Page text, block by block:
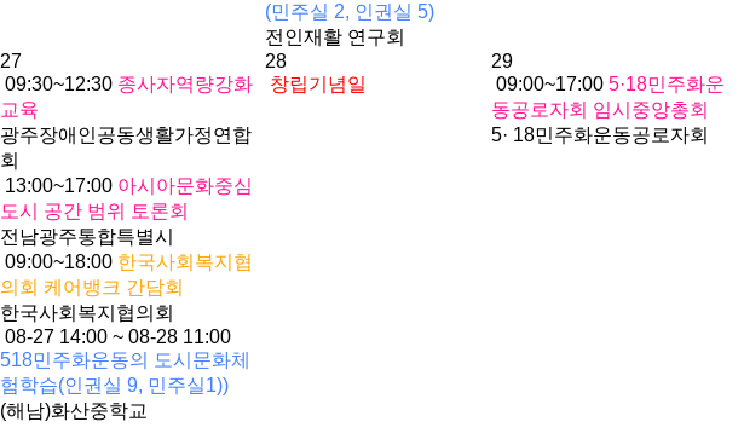
(민주실 2, 인권실 5)
전인재활 연구회
27
09:30~12:30 종사자역량강화
교육
광주장애인공동생활가정연합
회
13:00~17:00 아시아문화중심
도시 공간 범위 토론회
전남광주통합특별시
09:00~18:00 한국사회복지협
의회 케어뱅크 간담회
한국사회복지협의회
08-27 14:00 ~ 08-28 11:00
518민주화운동의 도시문화체
험학습(인권실 9, 민주실1))
(해남)화산중학교
28
창립기념일
29
09:00~17:00 5·18민주화운
동공로자회 임시중앙총회
5· 18민주화운동공로자회